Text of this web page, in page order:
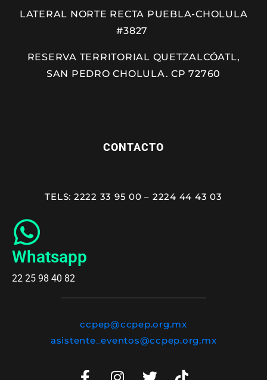
LATERAL NORTE RECTA PUEBLA-CHOLULA
#3827
RESERVA TERRITORIAL QUETZALCÓATL,
SAN PEDRO CHOLULA. CP 72760
CONTACTO
TELS: 2222 33 95 00 – 2224 44 43 03
Whatsapp
22 25 98 40 82
ccpep@ccpep.org.mx
asistente_eventos@ccpep.org.mx